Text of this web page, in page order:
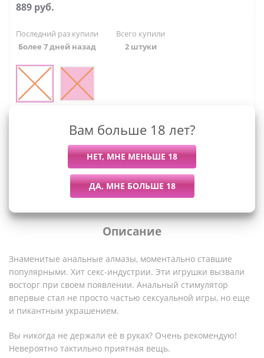
889 руб.
Последний раз купили
Более 7 дней назад
Всего купили
2 штуки
Мы работаем с организациями и ИП.
Войти, чтобы увидеть оптовые цены
Описание
Знаменитые анальные алмазы, моментально ставшие
популярными. Хит секс-индустрии. Эти игрушки вызвали
восторг при своем появлении. Анальный стимулятор
впервые стал не просто частью сексуальной игры, но еще
и пикантным украшением.
Вы никогда не держали её в руках? Очень рекомендую!
Невероятно тактильно приятная вещь.
Вам больше 18 лет?